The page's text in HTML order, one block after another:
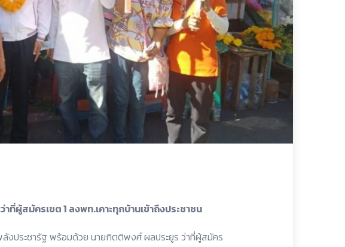
ผู้สมัครเขต 1 ลงพท.เคาะทุกบ้านเข้าถึงประชาชน
งประชารัฐ พร้อมด้วย นายกิตติพงศ์ ผลประยูร ว่าที่ผู้สมัคร